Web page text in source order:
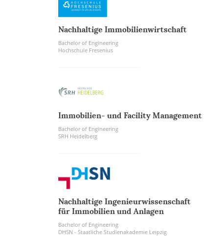
Nachhaltige Immobilienwirtschaft
Bachelor of Engineering
Hochschule Fresenius
Immobilien- und Facility Management
Bachelor of Engineering
SRH Heidelberg
Nachhaltige Ingenieurwissenschaft
für Immobilien und Anlagen
Bachelor of Engineering
DHSN - Staatliche Studienakademie Leipzig